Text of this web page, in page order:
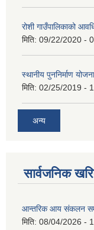
रोशी गाउँपालिकाको
मिति: 09/22/2020 -
स्थानीय पुननिर्माण योजना
मिति: 02/25/2019 -
अन्य
सार्वजनिक
आन्तरिक आय संकलन
मिति: 08/04/2026 -